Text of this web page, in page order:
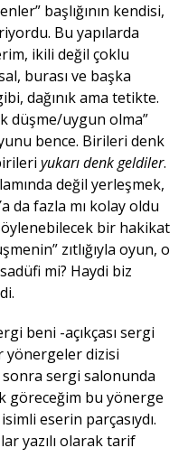
başlığının kendisi,
Bu yapılarda
ikili değil çoklu
burası ve başka
dağınık ama tetikte.
düşme/uygun olma”
bence. Birileri denk
yukarı denk geldiler.
değil yerleşmek,
da fazla mı kolay oldu
bir hakikat
zıtlığıyla oyun, o
mi? Haydi biz
beni -açıkçası sergi
yönergeler dizisi
sonra sergi salonunda
göreceğim bu yönerge
eserin parçasıydı.
yazılı olarak tarif